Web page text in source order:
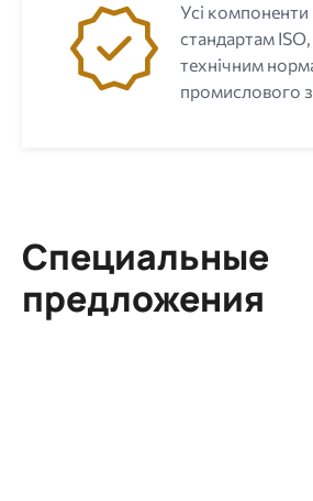
Усі компоненти
стандартам ISO,
технічним
промислового
Специальные
предложения